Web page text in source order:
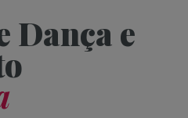
Dança e